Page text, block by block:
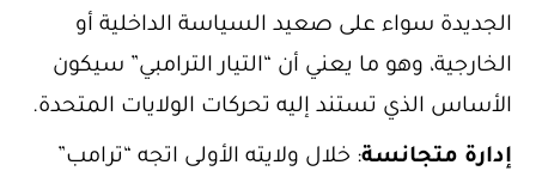
الجديدة سواء على صعيد السياسة الداخلية أو
الخارجية، وهو ما يعني أن “التيار الترامبي” سيكون
الأساس الذي تستند إليه تحركات الولايات المتحدة.
إدارة متجانسة: خلال ولايته الأولى اتجه “ترامب”